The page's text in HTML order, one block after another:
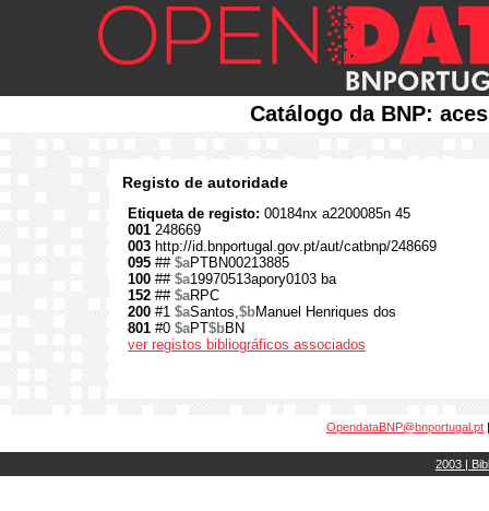
Catálogo da BNP:
Registo de autoridade
Etiqueta de registo: 00184nx a2200085n 45
001 248669
003 http://id.bnportugal.gov.pt/aut/catbnp/248669
095 ## $aPTBN00213885
100 ## $a19970513apory0103 ba
152 ## $aRPC
200 #1 $aSantos,$bManuel Henriques dos
801 #0 $aPT$bBN
ver registos bibliográficos associados
OpendataBNP@bnportugal.pt
2003 |